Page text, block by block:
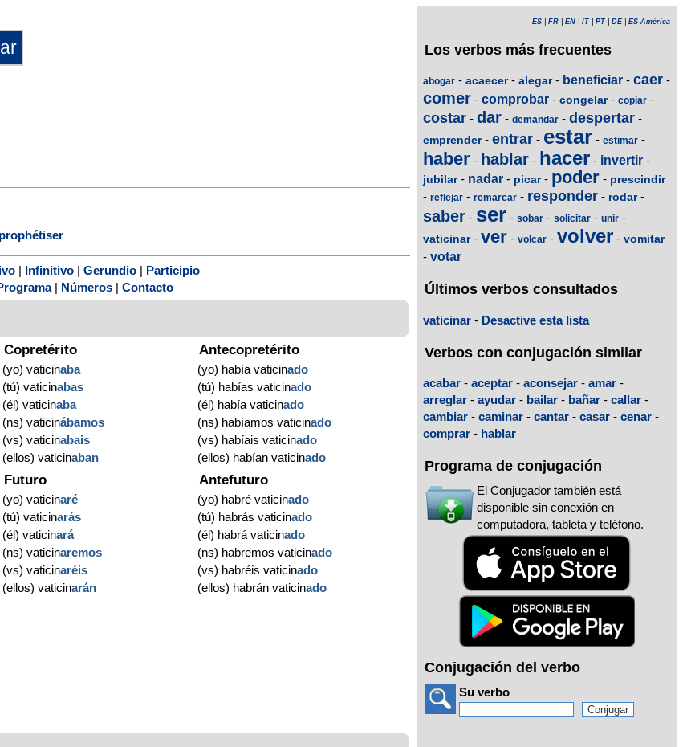
prophétiser
Infinitivo Gerundio
Participio
| Números Contacto
Copretérito
(yo) vaticinaba
(tú) vaticinabas
(él) vaticinaba
(ns) vaticinábamos
(vs) vaticinabais
(ellos) vaticinaban
Antecopretérito
(yo) había vaticinado
(tú) habías vaticinado
(él) había vaticinado
(ns) habíamos vaticinado
(vs) habíais vaticinado
(ellos) habían vaticinado
Futuro
(yo) vaticinaré
(tú) vaticinarás
(él) vaticinará
(ns) vaticinaremos
(vs) vaticinaréis
(ellos) vaticinarán
Antefuturo
(yo) habré vaticinado
(tú) habrás vaticinado
(él) habrá vaticinado
(ns) habremos vaticinado
(vs) habréis vaticinado
(ellos) habrán vaticinado
ES FR EN IT PT DE| ES-América
Los verbos más frecuentes
abogar - acaecer- alegar- beneficiar - caer -
comer - comprobar - congelar- copiar -
costar - dar - demandar - despertar -
emprender- entrar - estar - estimar -
haber - hablar - hacer - invertir -
jubilar- nadar - picar- poder - prescindir
- reflejar - remarcar - responder - rodar-
saber - ser - sobar - solicitar - unir -
vaticinar- ver - volcar - volver - vomitar
- votar
Últimos verbos consultados
vaticinar - Desactive esta lista
Verbos con conjugación similar
acabar - aceptar - aconsejar - amar -
arreglar - ayudar - bailar - bañar - callar -
cambiar - caminar - cantar - casar - cenar -
comprar - hablar
Programa de conjugación
El Conjugador también está
disponible sin conexión en
computadora, tableta y teléfono.
Conjugación del verbo
Su verbo